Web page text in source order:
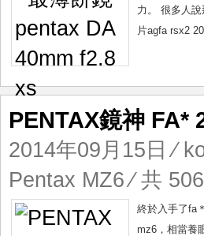
力。 很多人
片agfa rsx2
PENTAX鏡神 FA*
2014年09月15日 ⁄
Pentax MZ6⁄ 共
終於入手了fa
mz6，相當養